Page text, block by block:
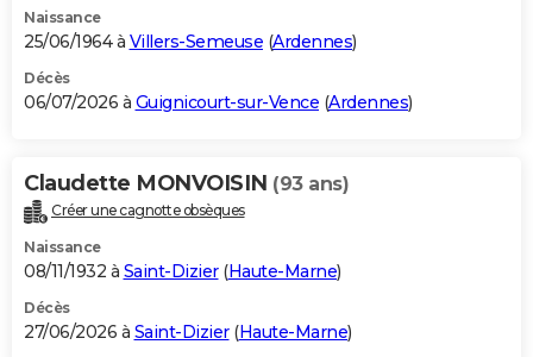
Dictionnaire
Biographies
Citations
Expressions
Proverbes
PROGRAMME TV
S'inscrire
Se connecter
Lycées
Collèges
Primaires
Universités
Entreprises
Service militaire
Avis de recherche
AVIS DE DÉCÈS
Bricolage
Lifestyle
Culture
Sport
Auto
Television
Voyage
Cinema
Naissance
25/06/1964 à Villers-Semeuse (Ardennes)
Décès
06/07/2026 à Guignicourt-sur-Vence (Ardennes)
Claudette MONVOISIN (93 ans)
Créer une cagnotte obsèques
Naissance
08/11/1932 à Saint-Dizier(Haute-Marne)
Décès
27/06/2026 à Saint-Dizier(Haute-Marne)